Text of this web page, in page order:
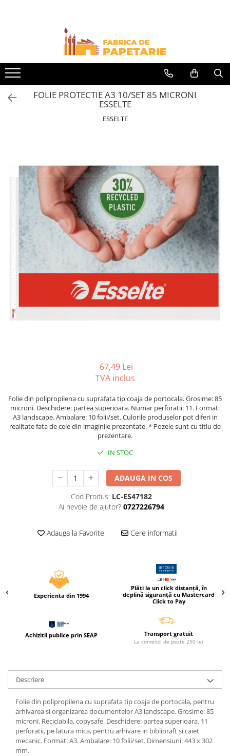
Toate Produsele
Hartie si articole din hartie
Hartie pentru copiator si cartoane
Hartie color pentru copiator
Papetarie personalizata
Bloc Notes-uri spiralizate
Etichete
Plicuri personalizate
Plicuri
Tipizate
Tipizate autocopiative
Tipizate autocopiative
personalizate
Tipizate offset personalizate
Registre
Rezerva cub notes
Produse si rechizite scolare
Caiete si produse din hartie
Caiete A5
Caiete si blocuri pentru desen
Caiete speciale
Vocabulare
Ierbare scolare
Accesorii pictura
Creioane
Creioane mecanice si rezerve
Stilouri
Radiere
Creta scolara
FOLIE PROTECTIE A3 10/SET 85 MICRONI
ESSELTE
ESSELTE
67,49 Lei
TVA inclus
Folie din polipropilena cu suprafata tip coaja de portocala. Grosime: 85
microni. Deschidere: partea superioara. Numar perforatii: 11. Format:
A3 landscape. Ambalare: 10 folii/set. Culorile produselor pot diferi in
realitate fata de cele din imaginile prezentate. * Pozele sunt cu titlu de
prezentare.
IN STOC
ADAUGA IN COS
Cod Produs: LC-ES47182
Ai nevoie de ajutor? 0727226794
Adauga la Favorite Cere informatii
Experienta din 1994
Plăți la un click distanță, în
deplină siguranță cu Mastercard
Click to Pay
Achizitii publice prin SEAP Transport gratuit
La comenzi de peste 250 lei
Descriere
Folie din polipropilena cu suprafata tip coaja de portocala, pentru
arhivarea si organizarea documentelor A3 landscape. Grosime: 85
microni. Reciclabila, copysafe. Deschidere: partea superioara. 11
perforatii, pe latura mica, pentru arhivare in biblioraft si caiet
mecanic. Format: A3. Ambalare: 10 folii/set. Dimensiuni: 443 x 302
mm.